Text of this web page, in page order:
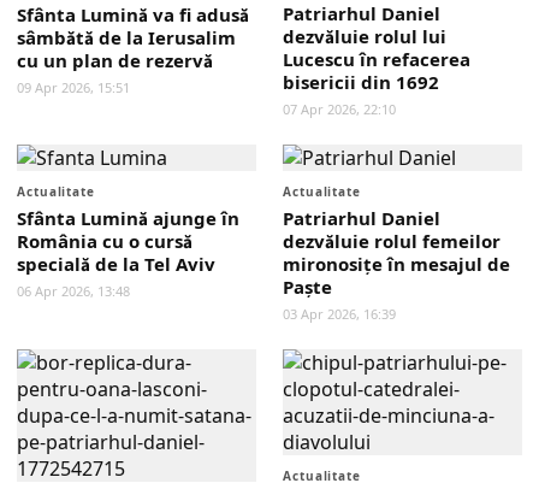
Sfânta Lumină va fi adusă
sâmbătă de la Ierusalim
cu un plan de rezervă
09 Apr 2026, 15:51
Patriarhul Daniel
dezvăluie rolul lui
Lucescu în refacerea
bisericii din 1692
07 Apr 2026, 22:10
Actualitate
Sfânta Lumină ajunge în
România cu o cursă
specială de la Tel Aviv
06 Apr 2026, 13:48
Actualitate
Patriarhul Daniel
dezvăluie rolul femeilor
mironosițe în mesajul de
Paște
03 Apr 2026, 16:39
Actualitate